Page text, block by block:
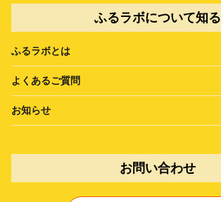
ふるラボについて知る
ふるラボとは
よくあるご質問
お知らせ
お問い合わせ